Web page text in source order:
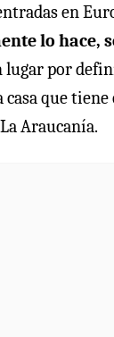
en
lo hace,
lugar por
casa que
Araucanía.